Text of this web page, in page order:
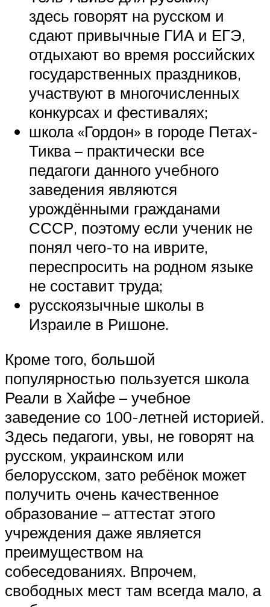
здесь говорят на русском и
сдают привычные ГИА и ЕГЭ,
отдыхают во время российских
государственных праздников,
участвуют в многочисленных
конкурсах и фестивалях;
школа «Гордон» в городе Петах-
Тиква – практически все
педагоги данного учебного
заведения являются
урождёнными гражданами
СССР, поэтому если ученик не
понял чего-то на иврите,
переспросить на родном языке
не составит труда;
русскоязычные школы в
Израиле в Ришоне.
Кроме того, большой
популярностью пользуется школа
Реали в Хайфе – учебное
заведение со 100-летней историей.
Здесь педагоги, увы, не говорят на
русском, украинском или
белорусском, зато ребёнок может
получить очень качественное
образование – аттестат этого
учреждения даже является
преимуществом на
собеседованиях. Впрочем,
свободных мест там всегда мало, а